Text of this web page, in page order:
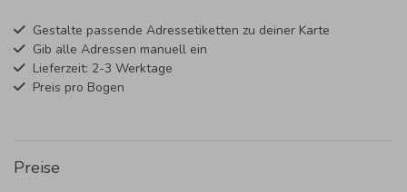
Gestalte passende Adressetiketten zu deiner Karte
Gib alle Adressen manuell ein
Lieferzeit: 2-3 Werktage
Preis pro Bogen
Preise